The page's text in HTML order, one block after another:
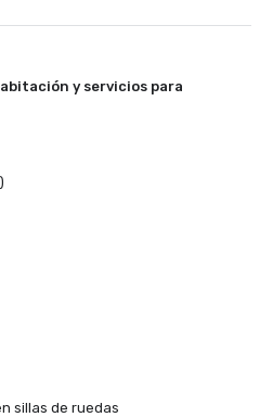
y servicios para
sillas de ruedas